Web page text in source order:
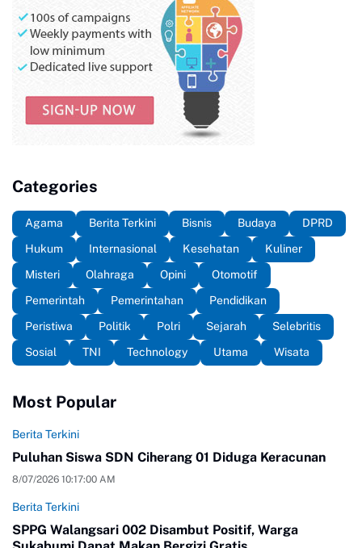
Categories
Agama Berita Terkini Bisnis Budaya
DPRD
Hukum
Internasional Kesehatan
Kuliner
Misteri
Olahraga Opini
Otomotif
Pemerintah
Pemerintahan
Pendidikan
Peristiwa
Politik Polri Sejarah
Selebritis
Sosial
TNI Technology Utama Wisata
Most Popular
Berita Terkini
Puluhan Siswa SDN Ciherang 01 Diduga Keracunan
8/07/2026 10:17:00 AM
Berita Terkini
SPPG Walangsari 002 Disambut Positif, Warga